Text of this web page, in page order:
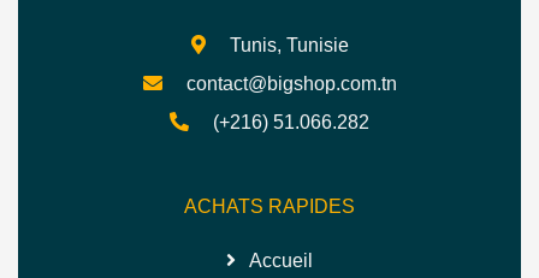
Tunis, Tunisie
contact@bigshop.com.tn
(+216) 51.066.282
ACHATS RAPIDES
Accueil